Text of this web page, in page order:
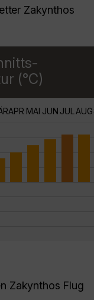
Zakynthos
(°C)
APR MAI JUN JUL AUG
Zakynthos Flug